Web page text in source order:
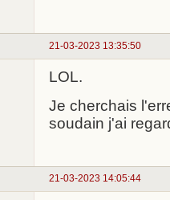
21-03-2023 13:35:50
LOL.
Je cherchais
soudain j'ai
21-03-2023 14:05:44